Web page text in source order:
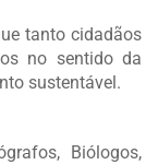
tanto cidadãos
no sentido da
sustentável.
Biólogos,